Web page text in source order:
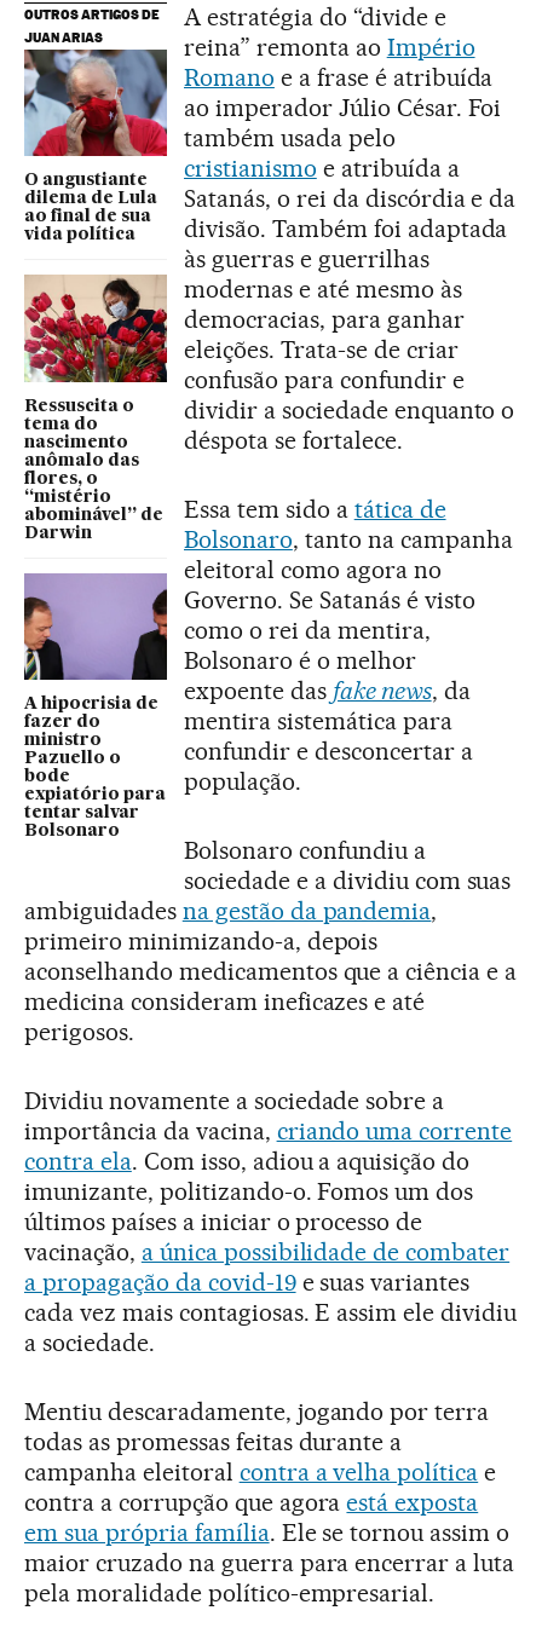
OUTROS ARTIGOS DE
JUAN ARIAS
O angustiante
dilema de Lula
ao final de sua
vida política
Ressuscita o
tema do
nascimento
anômalo das
flores, o
“mistério
abominável” de
Darwin
A hipocrisia de
fazer do
ministro
Pazuello o
bode
expiatório para
tentar salvar
Bolsonaro
A estratégia do “divide e
reina” remonta ao Império
Romano e a frase é atribuída
ao imperador Júlio César. Foi
também usada pelo
cristianismo e atribuída a
Satanás, o rei da discórdia e da
divisão. Também foi adaptada
às guerras e guerrilhas
modernas e até mesmo às
democracias, para ganhar
eleições. Trata-se de criar
confusão para confundir e
dividir a sociedade enquanto o
déspota se fortalece.
Essa tem sido a tática de
Bolsonaro, tanto na campanha
eleitoral como agora no
Governo. Se Satanás é visto
como o rei da mentira,
Bolsonaro é o melhor
expoente das fake news, da
mentira sistemática para
confundir e desconcertar a
população.
Bolsonaro confundiu a
sociedade e a dividiu com suas
ambiguidades na gestão da pandemia,
primeiro minimizando-a, depois
aconselhando medicamentos que a ciência e a
medicina consideram ineficazes e até
perigosos.
Dividiu novamente a sociedade sobre a
importância da vacina, criando uma corrente
contra ela. Com isso, adiou a aquisição do
imunizante, politizando-o. Fomos um dos
últimos países a iniciar o processo de
vacinação, a única possibilidade de combater
a propagação da covid-19e suas variantes
cada vez mais contagiosas. E assim ele dividiu
a sociedade.
Mentiu descaradamente, jogando por terra
todas as promessas feitas durante a
campanha eleitoral contra a velha política e
contra a corrupção que agoraestá exposta
em sua própria família. Ele se tornou assim o
maior cruzado na guerra para encerrar a luta
pela moralidade político-empresarial.